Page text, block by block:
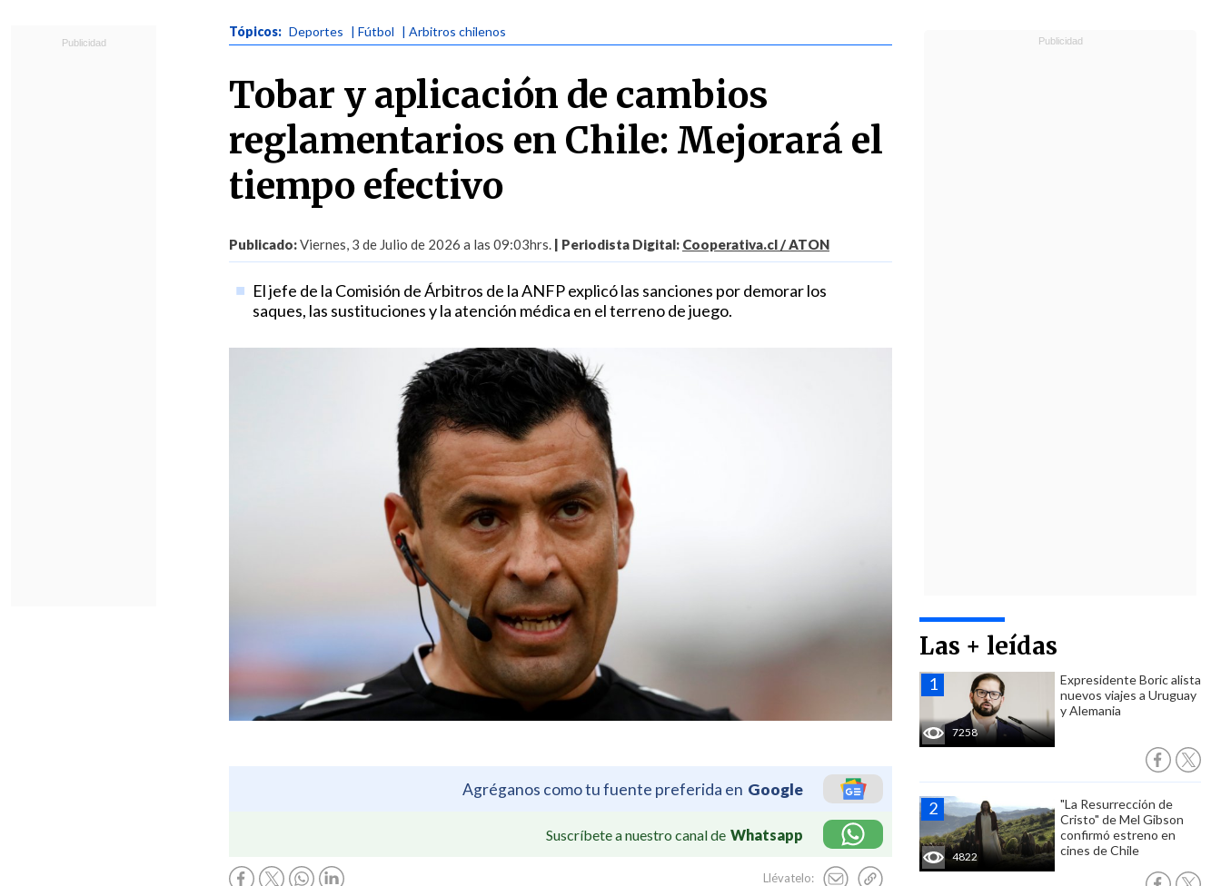
Tópicos: Deportes | Fútbol | Arbitros chilenos
Tobar y aplicación de cambios
reglamentarios en Chile: Mejorará el
tiempo efectivo
Publicado:Viernes, 3 de Julio de 2026 a las 09:03hrs. | Periodista Digital: Cooperativa.cl / ATON
El jefe de la Comisión de Árbitros de la ANFP explicó las sanciones por demorar los
saques, las sustituciones y la atención médica en el terreno de juego.
Agréganos como tu fuente preferida en Google
Suscríbete a nuestro canal de Whatsapp
Llévatelo:
Las + leídas
7258
Expresidente Boric alista
nuevos viajes a Uruguay
y Alemania
4822
"La Resurrección de
Cristo" de Mel Gibson
confirmó estreno en
cines de Chile